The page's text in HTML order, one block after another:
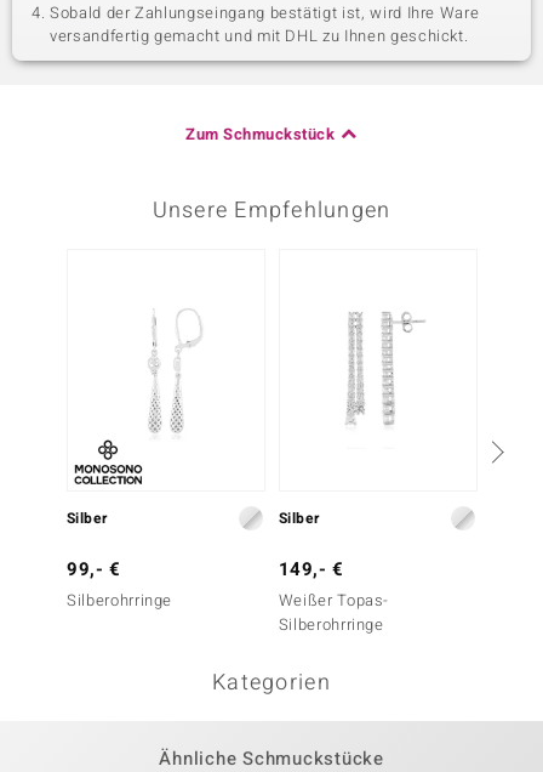
Sobald der Zahlungseingang bestätigt ist, wird Ihre Ware
versandfertig gemacht und mit DHL zu Ihnen geschickt.
Zum Schmuckstück
Unsere Empfehlungen
Silber
99,- €
Silberohrringe
Silber
149,- €
Weißer Topas-
Silberohrringe
Kategorien
Ähnliche Schmuckstücke